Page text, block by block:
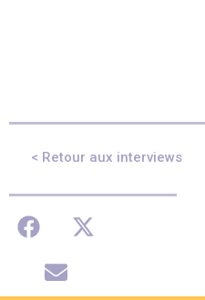
< Retour aux interviews